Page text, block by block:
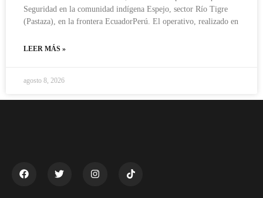
Seguridad en la comunidad indígena Espejo, sector Río Tigre
(Pastaza), en la frontera EcuadorPerú. El operativo, realizado en
LEER MÁS »
agosto 8, 2026